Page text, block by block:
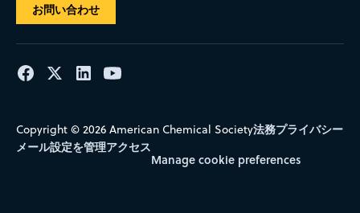
お問い合わせ
Copyright © 2026 American Chemical Society法務プライバシー
メール設定を管理アクセス
Manage cookie preferences